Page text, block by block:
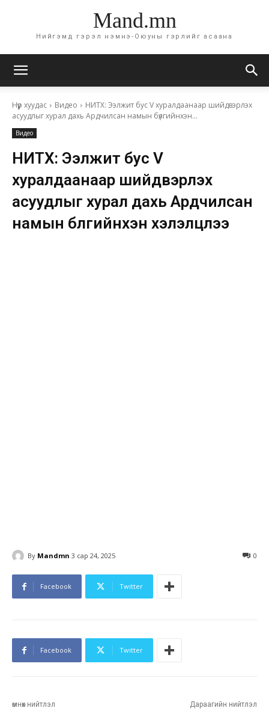
Mand.mn
Нийгэмд гэрэл нэмнэ-Оюуны гэрлийг асаана
Нүүр хуудас Видео
НИТХ: Ээлжит бус V хуралдаанаар шийдвэрлэх
асуудлыг хурал дахь Ардчилсан намын бүлгийнхэн...
Видео
НИТХ: Ээлжит бус V
хуралдаанаар шийдвэрлэх
асуудлыг хурал дахь Ардчилсан
намын бүлгийнхэн хэлэлцлээ
By Mandmn 3 сар 24, 2025 0
Facebook Twitter
Facebook Twitter
өмнөх нийтлэл Дараагийн нийтлэл